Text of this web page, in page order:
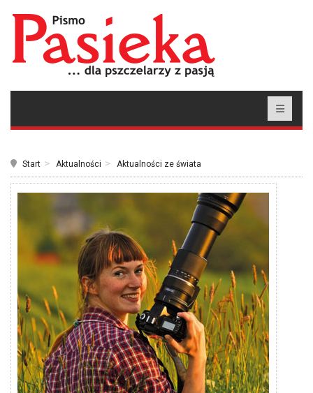
Start Aktualności Aktualności ze świata